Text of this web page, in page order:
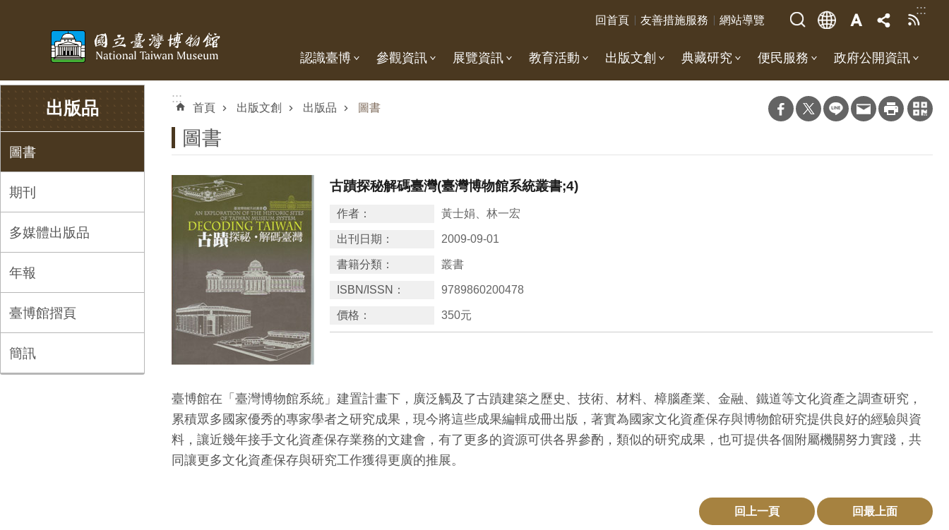
:::
回首頁 友善措施服務 網站導覽
認識臺博 參觀資訊 展覽資訊 教育活動 出版文創 典藏研究 便民服務 政府公開資訊
出版品
圖書
期刊
多媒體出版品
年報
臺博館摺頁
簡訊
:::
首頁 出版文創 出版品 圖書
圖書
古蹟探秘解碼臺灣(臺灣博物館系統叢書;4)
作者： 黃士娟、林一宏
出刊日期： 2009-09-01
書籍分類： 叢書
ISBN/ISSN： 9789860200478
價格： 350元
臺博館在「臺灣博物館系統」建置計畫下，廣泛觸及了古蹟建築之歷史、技術、材料、樟腦產業、金融、鐵道等文化資產之調查研究，
累積眾多國家優秀的專家學者之研究成果，現今將這些成果編輯成冊出版，著實為國家文化資產保存與博物館研究提供良好的經驗與資
料，讓近幾年接手文化資產保存業務的文建會，有了更多的資源可供各界參酌，類似的研究成果，也可提供各個附屬機關努力實踐，共
同讓更多文化資產保存與研究工作獲得更廣的推展。
回上一頁 回最上面